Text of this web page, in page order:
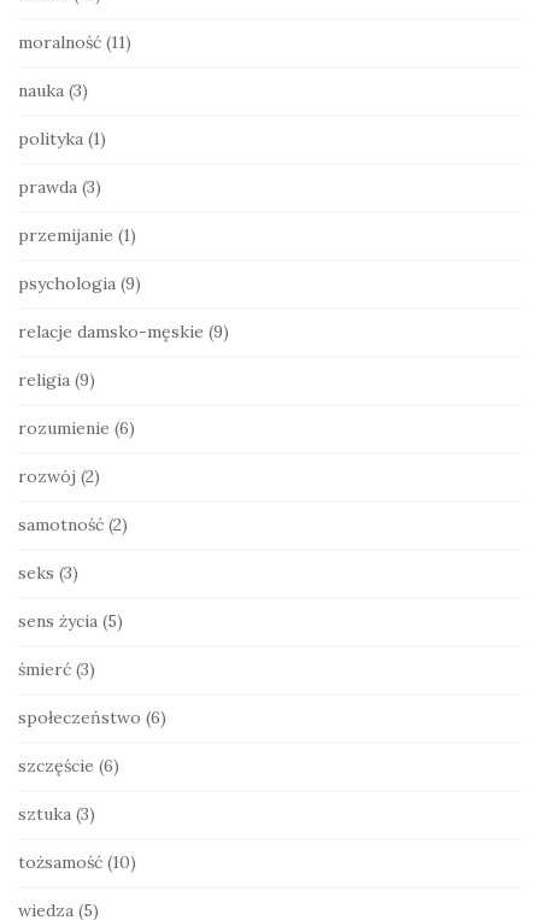
moralność (11)
nauka (3)
polityka (1)
prawda (3)
przemijanie (1)
psychologia (9)
relacje damsko-męskie (9)
religia (9)
rozumienie (6)
rozwój (2)
samotność (2)
seks (3)
sens życia (5)
śmierć (3)
społeczeństwo (6)
szczęście (6)
sztuka (3)
tożsamość (10)
wiedza (5)